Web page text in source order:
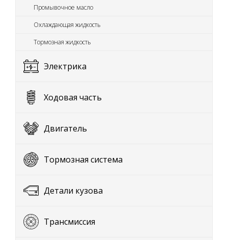
Промывочное масло
Охлаждающая жидкость
Тормозная жидкость
Электрика
Ходовая часть
Двигатель
Тормозная система
Детали кузова
Трансмиссия